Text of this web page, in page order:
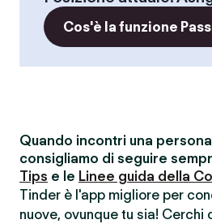
Cos'è la funzione
Quando incontri una
consigliamo di seguire
Tips e le Linee guida della
Tinder è l'app migliore per
nuove, ovunque tu sia! Cerchi